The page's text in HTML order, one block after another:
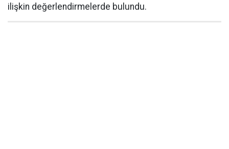
ilişkin değerlendirmelerde bulundu.